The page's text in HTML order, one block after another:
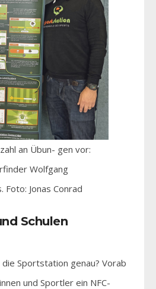
an Übun- gen vor:
Wolfgang
Foto: Jonas Conrad
Schulen
Sportstation genau? Vorab
und Sportler ein NFC-